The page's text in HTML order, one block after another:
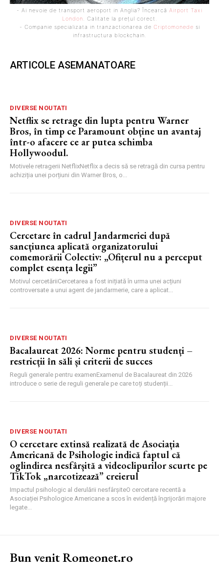
- Ai nevoie de transport aeroport in Anglia? Încearcă Airport Taxi
London . Calitate la prețul corect.
- Companie specializata in tranzactionarea de Criptomonede si
infrastructura blockchain.
ARTICOLE ASEMANATOARE
DIVERSE NOUTATI
Netflix se retrage din lupta pentru Warner
Bros, în timp ce Paramount obține un avantaj
într-o afacere ce ar putea schimba
Hollywoodul.
Motivele retragerii NetflixNetflix a decis să se retragă din cursa pentru
achiziția unei porțiuni din Warner Bros, o...
DIVERSE NOUTATI
Cercetare în cadrul Jandarmeriei după
sancțiunea aplicată organizatorului
comemorării Colectiv: „Ofițerul nu a perceput
complet esența legii”
Motivul cercetăriiCercetarea a fost inițiată în urma unei acțiuni
controversate a unui agent de jandarmerie, care a aplicat...
DIVERSE NOUTATI
Bacalaureat 2026: Norme pentru studenți –
restricții în săli și criterii de succes
Reguli generale pentru examenExamenul de Bacalaureat din 2026
introduce o serie de reguli generale pe care toți studenții...
DIVERSE NOUTATI
O cercetare extinsă realizată de Asociația
Americană de Psihologie indică faptul că
oglindirea nesfârșită a videoclipurilor scurte pe
TikTok „narcotizează” creierul
Impactul psihologic al derulării nesfârșiteO cercetare recentă a
Asociației Psihologice Americane a scos în evidență îngrijorări majore
legate...
Bun venit Romeonet.ro